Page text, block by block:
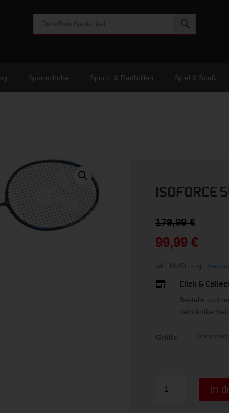
Sportschuhe Sport-, & Radbrillen Spiel & Spaß
ISOFORCE
179,99€Preis
war:
99,99 €
Aktueller
Preis
ist:
99,99 €.
inkl. MwSt. zzgl.
 Click &
Bestelle und
dein Artikel
Größe
5051
In